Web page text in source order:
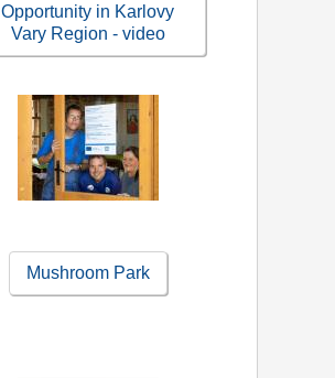
Opportunity in Karlovy
Vary Region - video
Mushroom Park